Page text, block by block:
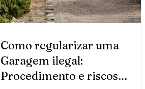
Como regularizar uma
Garagem ilegal:
Procedimento e riscos